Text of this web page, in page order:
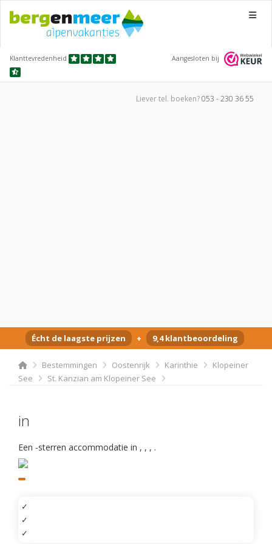
Menu
Klanttevredenheid Aangesloten bij
Liever tel. boeken?053 - 230 36 55
Écht de laagste prijzen + 9,4 klantbeoordeling
Bestemmingen Oostenrijk Karinthie
Klopeiner
See
St. Kanzian am Klopeiner See
in
Een -sterren accommodatie in , , , .
✓
✓
✓